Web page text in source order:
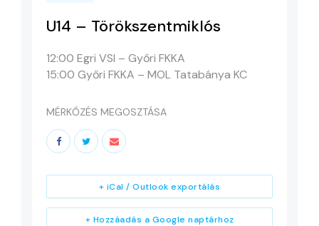
U14 – Törökszentmiklós
12:00 Egri VSI – Győri FKKA
15:00 Győri FKKA – MOL Tatabánya KC
MÉRKŐZÉS MEGOSZTÁSA
+ Hozzáadás a Google naptárhoz
+ iCal / Outlook exportálás